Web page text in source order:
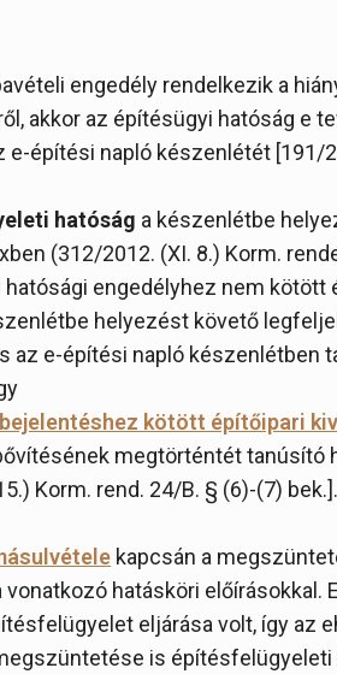
engedély rendelkezik a
akkor az építésügyi hatóság e
építési napló készenlétét [191/
hatóság a készenlétbe
(312/2012. (XI. 8.) Korm.
hatósági engedélyhez nem
helyezést követő
az e-építési napló készenlétben
kötött építőipari
megtörténtét tanúsító
Korm. rend. 24/B. § (6)-(7) bek.].
kapcsán a
hatásköri előírásokkal.
eljárása volt, így az
is építésfelügyeleti